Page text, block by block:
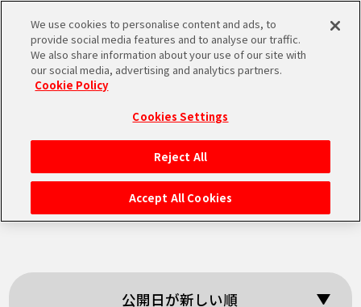
MEN
HOME
NEWS
RANKING
「BANDAI
SPIRITS」の検索結
果
公開日が新しい順
We use cookies to personalise content and ads, to
provide social media features and to analyse our traffic.
We also share information about your use of our site with
our social media, advertising and analytics partners.
Cookie Policy
Cookies Settings
Reject All
Accept All Cookies